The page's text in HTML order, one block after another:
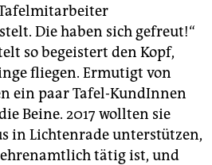
Die haben sich gefreut!“
so begeistert den Kopf,
fliegen. Ermutigt von
ein paar Tafel-KundInnen
Beine. 2017 wollten sie
in Lichtenrade unterstützen,
tätig ist, und